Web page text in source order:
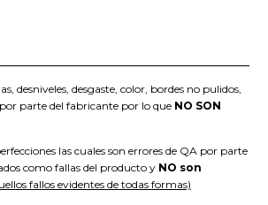
desniveles, desgaste, color, bordes no pulidos,
parte del fabricante por lo que NO SON
las cuales son errores de QA por parte
como fallas del producto y NO son
fallos evidentes de todas formas)